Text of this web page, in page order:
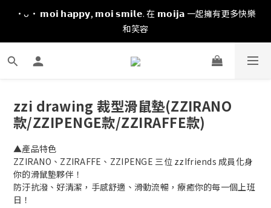
·ᴗ· 𝗺𝗼𝗶 𝗵𝗮𝗽𝗽𝘆, 𝗺𝗼𝗶 𝘀𝗺𝗶𝗹𝗲. 在 𝗺𝗼𝗶𝗷𝗮 一起擁有更多快樂
和笑容
zzi drawing 裁型滑鼠墊(ZZIRANO
款/ZZIPENGE款/ZZIRAFFE款)
▲產品特色
ZZIRANO、ZZIRAFFE、ZZIPENGE 三位 zzIfriends 成員化身
你的滑鼠墊夥伴！
防汙抗潑、好清潔，手感舒適、滑動流暢，療癒你的每一個上班
日！